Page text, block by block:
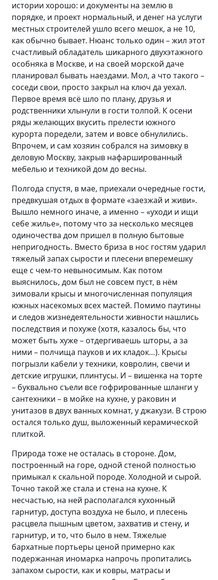
истории хорошо: и документы на землю в
порядке, и проект нормальный, и денег на услуги
местных строителей ушло всего мешок, а не 10,
как обычно бывает. Нюанс только один – жил этот
счастливый обладатель шикарного двухэтажного
особняка в Москве, и на своей морской даче
планировал бывать наездами. Мол, а что такого –
соседи свои, просто закрыл на ключ да уехал.
Первое время всё шло по плану, друзья и
родственники хлынули в гости толпой. К осени
ряды желающих вкусить прелести южного
курорта поредели, затем и вовсе обнулились.
Впрочем, и сам хозяин собрался на зимовку в
деловую Москву, закрыв нафаршированный
мебелью и техникой дом до весны.
Полгода спустя, в мае, приехали очередные гости,
предвкушая отдых в формате «заезжай и живи».
Вышло немного иначе, а именно – «уходи и ищи
себе жилье», потому что за несколько месяцев
одиночества дом пришел в полную бытовые
непригодность. Вместо бриза в нос гостям ударил
тяжелый запах сырости и плесени вперемешку
еще с чем-то невыносимым. Как потом
выяснилось, дом был не совсем пуст, в нём
зимовали крысы и многочисленная популяция
южных насекомых всех мастей. Помимо паутины
и следов жизнедеятельности живности нашлись
последствия и похуже (хотя, казалось бы, что
может быть хуже – отдергиваешь шторы, а за
ними – полчища пауков и их кладок…). Крысы
погрызли кабели у техники, ковролин, свечи и
детские игрушки, плинтусы. И – вишенка на торте
– буквально съели все гофрированные шланги у
сантехники – в мойке на кухне, у раковин и
унитазов в двух ванных комнат, у джакузи. В строю
остался только душ, выложенный керамической
плиткой.
Природа тоже не осталась в стороне. Дом,
построенный на горе, одной стеной полностью
примыкал к скальной породе. Холодной и сырой.
Точно такой же стала и стена на кухне. К
несчастью, на ней располагался кухонный
гарнитур, доступа воздуха не было, и плесень
расцвела пышным цветом, захватив и стену, и
гарнитур, и то, что было в нем. Тяжелые
бархатные портьеры ценой примерно как
подержанная иномарка напрочь пропитались
запахом сырости, как и ковры, матрасы и